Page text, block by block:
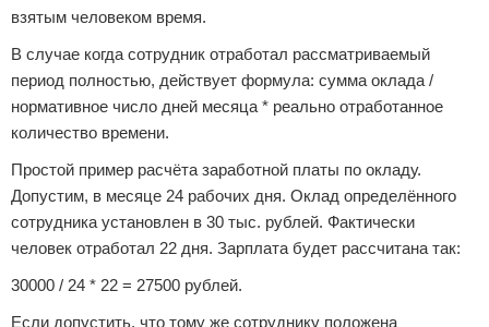
взятым человеком время.
В случае когда сотрудник отработал рассматриваемый
период полностью, действует формула: сумма оклада /
нормативное число дней месяца * реально отработанное
количество времени.
Простой пример расчёта заработной платы по окладу.
Допустим, в месяце 24 рабочих дня. Оклад определённого
сотрудника установлен в 30 тыс. рублей. Фактически
человек отработал 22 дня. Зарплата будет рассчитана так:
30000 / 24 * 22 = 27500 рублей.
Если допустить, что тому же сотруднику положена